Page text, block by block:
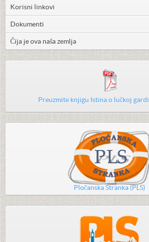
Korisni linkovi
Dokumenti
Čija je ova naša zemlja
Preuzmite knjigu Istina o lučkoj
Pločanska Stranka (PLS)